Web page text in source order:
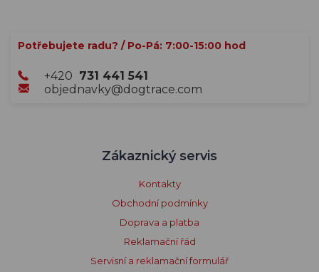
Potřebujete radu? / Po-Pá: 7:00-15:00 hod
+420 731 441 541
objednavky@dogtrace.com
Zákaznický servis
Kontakty
Obchodní podmínky
Doprava a platba
Reklamační řád
Servisní a reklamační formulář